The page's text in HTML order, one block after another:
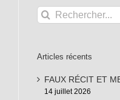
Rechercher:
Articles récents
FAUX RÉCIT ET
14 juillet 2026